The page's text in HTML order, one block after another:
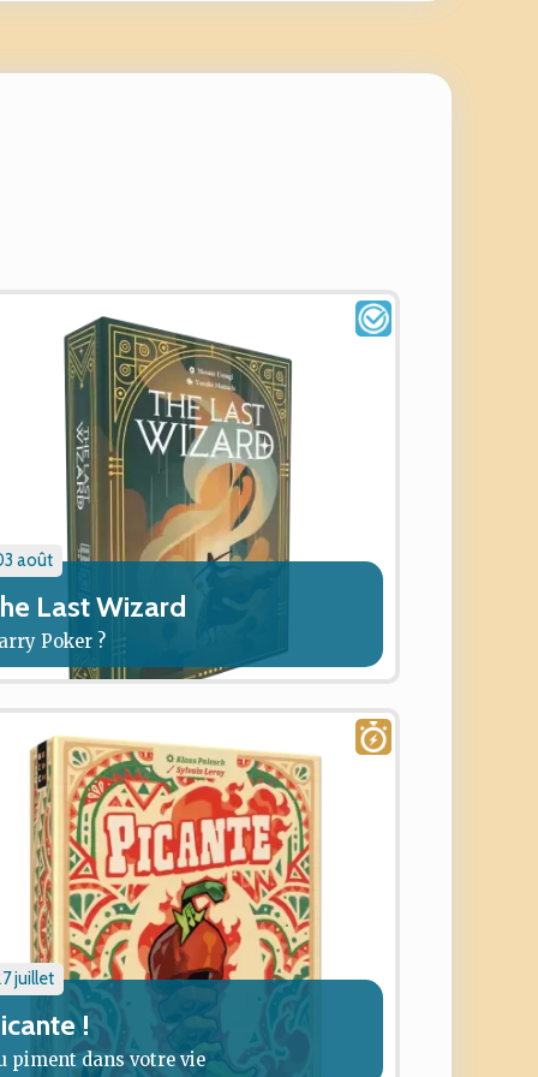
août
Last Wizard
Poker ?
juillet
!
piment dans votre vie